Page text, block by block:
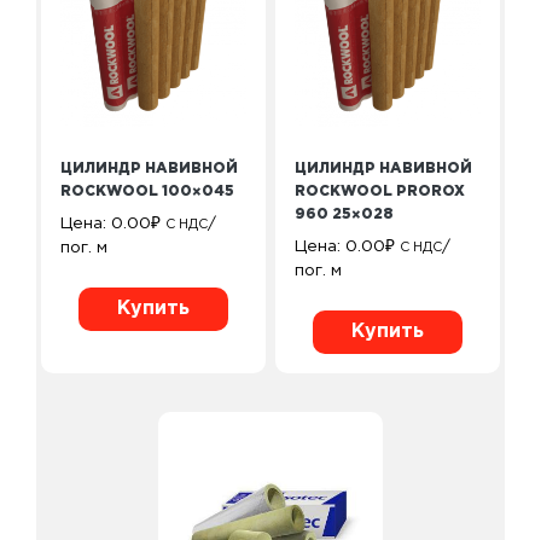
ЦИЛИНДР НАВИВНОЙ
ROCKWOOL 100×045
Цена: 0.00₽ С НДС/
пог. м
Купить
ЦИЛИНДР НАВИВНОЙ
ROCKWOOL PROROX
960 25×028
Цена: 0.00₽ С НДС/
пог. м
Купить